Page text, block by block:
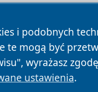
i podobnych
te mogą być
wyrażasz
ustawienia.